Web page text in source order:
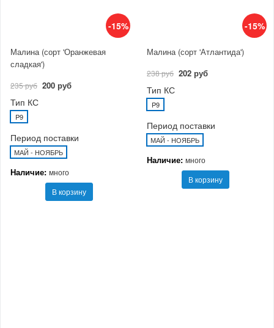
-15%
Малина (сорт 'Оранжевая
сладкая')
235 руб 200 руб
Тип КС
P9
Период поставки
МАЙ - НОЯБРЬ
Наличие: много
В корзину
-15%
Малина (сорт 'Атлантида')
238 руб 202 руб
Тип КС
P9
Период поставки
МАЙ - НОЯБРЬ
Наличие: много
В корзину